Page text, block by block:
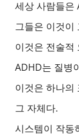
세상 사람들은
그들은 이것이
이것은 전술적
ADHD는 질병
이것은 하나의
그 자체다.
시스템이 작동